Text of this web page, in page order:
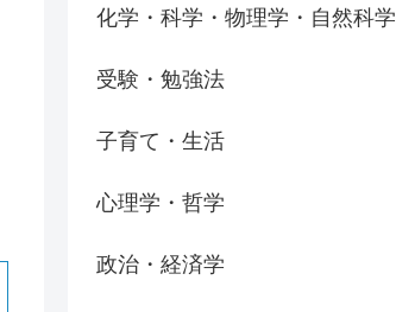
化学・科学・物理学・自然科学
受験・勉強法
子育て・生活
心理学・哲学
政治・経済学